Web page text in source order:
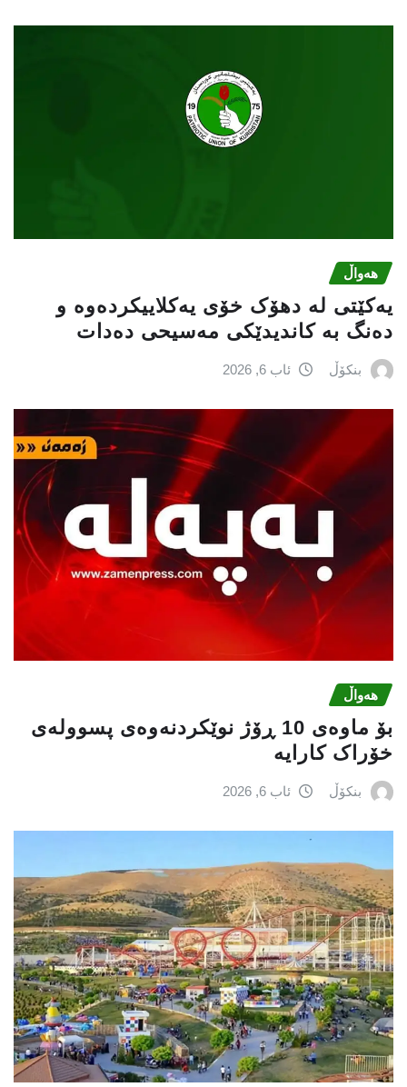
هەواڵ
یەکێتی لە دهۆک خۆی یەکلاییکردەوە و
دەنگ بە کاندیدێکی مەسیحی دەدات
بنکۆڵ ئاب 6, 2026
هەواڵ
بۆ ماوەی 10 ڕۆژ نوێکردنەوەی پسوولەی
خۆراک کارایە
بنکۆڵ ئاب 6, 2026